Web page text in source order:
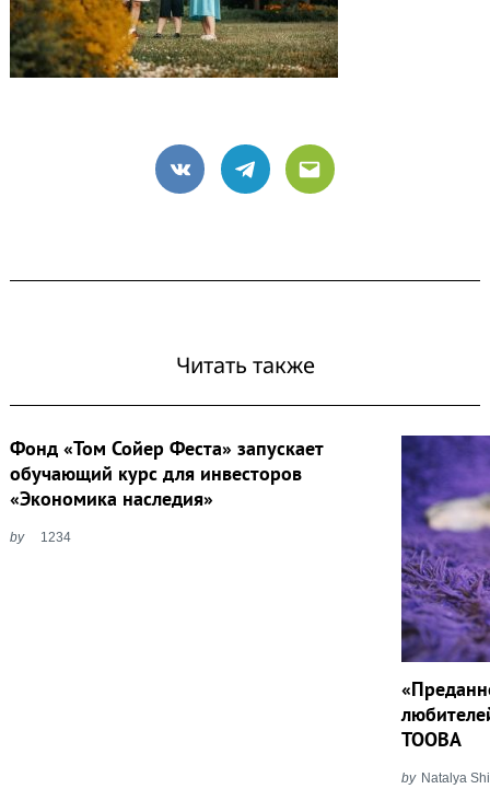
VK Telegram
Email
Читать также
Фонд «Том Сойер Феста» запускает
обучающий курс для инвесторов
«Экономика наследия»
by 1234
TOOBA
by Natalya